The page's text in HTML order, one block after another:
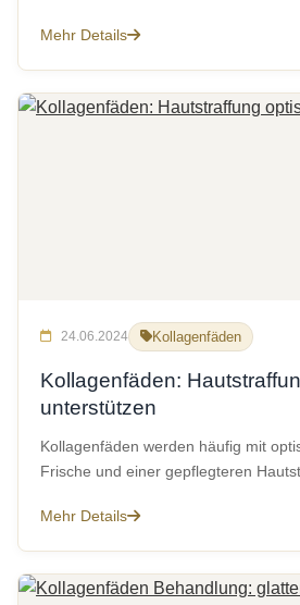
Mehr Details
24.06.2024 Kollagenfäden
Kollagenfäden:
unterstützen
Kollagenfäden werden häufig mit
Frische und einer gepflegteren
Mehr Details